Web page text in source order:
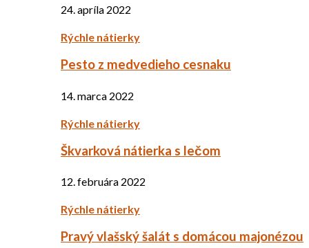
24. apríla 2022
Rýchle nátierky
Pesto z medvedieho cesnaku
14. marca 2022
Rýchle nátierky
Škvarková nátierka s lečom
12. februára 2022
Rýchle nátierky
Pravý vlašský šalát s domácou majonézou